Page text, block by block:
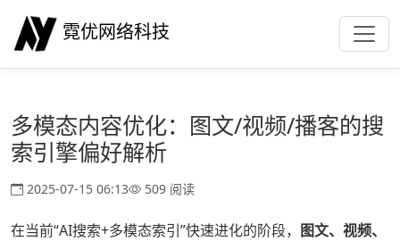
霓优网络科技
多模态内容优化：图文/视频/播客的搜
索引擎偏好解析
2025-07-15 06:13 509 阅读
在当前“AI搜索+多模态索引”快速进化的阶段， 图文、视频、